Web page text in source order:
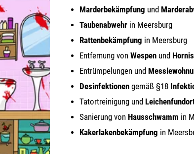
Mar­der­be­kämp­fung und
Tau­ben­ab­wehrin Meersburg
Rat­ten­be­kämp­fung in Meersburg
Ent­fer­nung von Wes­penund
Ent­rüm­pe­lun­gen und
Des­in­fek­tio­nengemäß §18
Tat­ort­rei­ni­gung und
Sanie­rung von Haus­schwamm in
Kaker­la­ken­be­kämp­fung in